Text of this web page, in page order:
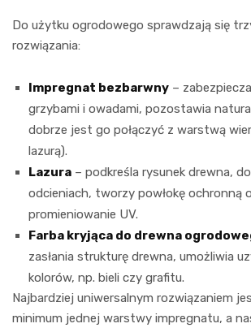
Do użytku ogrodowego sprawdzają się
rozwiązania:
Impregnat bezbarwny –
grzybami i owadami, pozostawia
dobrze jest go połączyć z warstwą
lazurą).
Lazura – podkreśla rysunek drewna,
odcieniach, tworzy powłokę ochronną
promieniowanie UV.
Farba kryjąca do drewna
zasłania strukturę drewna, umożliwia
kolorów, np. bieli czy grafitu.
Najbardziej uniwersalnym rozwiązaniem
minimum jednej warstwy impregnatu, a